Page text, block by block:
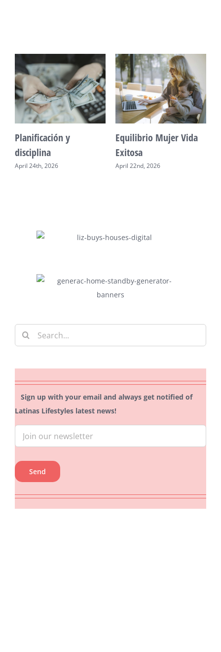
Construir crédito
April 20th, 2026
Mente Plena Poder
Real
April 28th, 2026
Search
for:
Sign up with your email and always get notified of
Latinas Lifestyles latest news!